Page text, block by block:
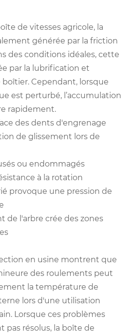
de vitesses agricole, la
générée par la friction
des conditions idéales, cette
par la lubrification et
boîtier. Cependant, lorsque
est perturbé, l’accumulation
rapidement.
des dents d'engrenage
de glissement lors de
ou endommagés
à la rotation
provoque une pression de
de l'arbre crée des zones
en usine montrent que
des roulements peut
la température de
lors d'une utilisation
Lorsque ces problèmes
pas résolus, la boîte de